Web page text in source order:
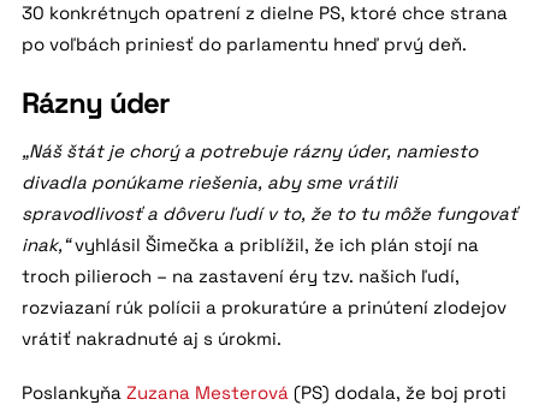
30 konkrétnych opatrení z dielne PS, ktoré chce strana
po voľbách priniesť do parlamentu hneď prvý deň.
Rázny úder
„Náš štát je chorý a potrebuje rázny úder, namiesto
divadla ponúkame riešenia, aby sme vrátili
spravodlivosť a dôveru ľudí v to, že to tu môže fungovať
inak,“vyhlásil Šimečka a priblížil, že ich plán stojí na
troch pilieroch – na zastavení éry tzv. našich ľudí,
rozviazaní rúk polícii a prokuratúre a prinútení zlodejov
vrátiť nakradnuté aj s úrokmi.
Poslankyňa Zuzana Mesterová(PS) dodala, že boj proti